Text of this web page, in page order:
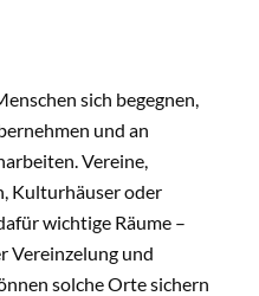
sich begegnen,
und an
Vereine,
Kulturhäuser oder
wichtige Räume –
Vereinzelung und
solche Orte sichern